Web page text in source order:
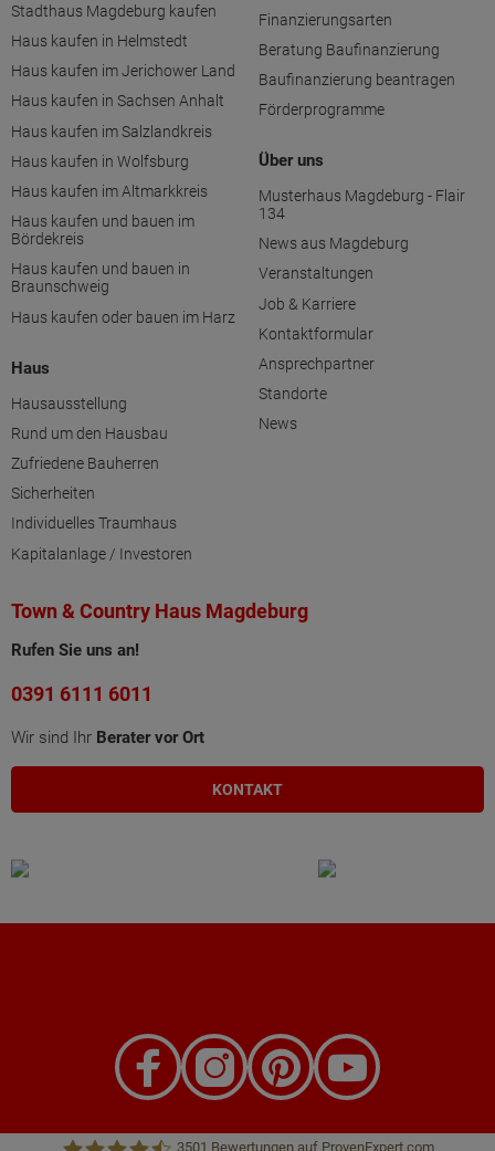
Stadthaus Magdeburg kaufen
Haus kaufen in Helmstedt
Haus kaufen im Jerichower Land
Haus kaufen in Sachsen Anhalt
Haus kaufen im Salzlandkreis
Haus kaufen in Wolfsburg
Haus kaufen im Altmarkkreis
Haus kaufen und bauen im
Bördekreis
Haus kaufen und bauen in
Braunschweig
Haus kaufen oder bauen im Harz
Haus
Hausausstellung
Rund um den Hausbau
Zufriedene Bauherren
Sicherheiten
Individuelles Traumhaus
Kapitalanlage / Investoren
Finanzierungsarten
Beratung Baufinanzierung
Baufinanzierung beantragen
Förderprogramme
Über uns
Musterhaus Magdeburg - Flair
134
News aus Magdeburg
Veranstaltungen
Job & Karriere
Kontaktformular
Ansprechpartner
Standorte
News
Town & Country Haus Magdeburg
Rufen Sie uns an!
0391 6111 6011
Wir sind Ihr Berater vor Ort
KONTAKT
3501 Bewertungen auf ProvenExpert.com